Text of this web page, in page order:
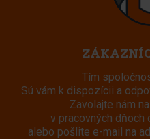
Tím
Sú vám k dispozícii a
Zavolajte nám na
v pracovných dňoch
alebo pošlite e-mail na